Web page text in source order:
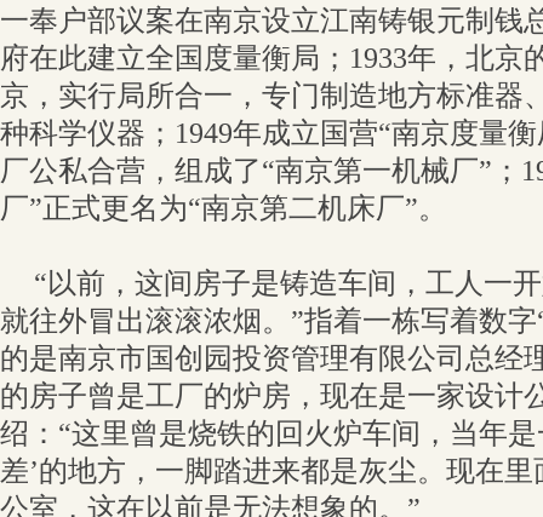
一奉户部议案在南京设立江南铸银元制钱
府在此建立全国度量衡局；1933年，北京
京，实行局所合一，专门制造地方标准器
种科学仪器；1949年成立国营“南京度量
厂公私合营，组成了“南京第一机械厂”；
厂”正式更名为“南京第二机床厂”。
“以前，这间房子是铸造车间，工人一
就往外冒出滚滚浓烟。”指着一栋写着数
的是南京市国创园投资管理有限公司总经
的房子曾是工厂的炉房，现在是一家设计
绍：“这里曾是烧铁的回火炉车间，当年
差’的地方，一脚踏进来都是灰尘。现在
公室，这在以前是无法想象的。”